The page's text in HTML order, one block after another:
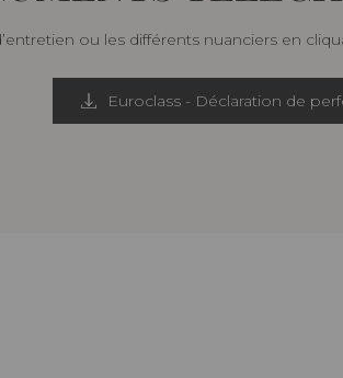
ou les différents nuanciers en
Euroclass - Déclaration de